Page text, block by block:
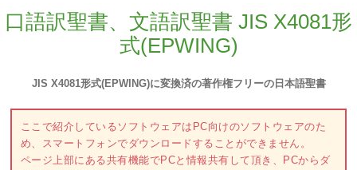
口語訳聖書、文語訳聖書 JIS X4081形
式(EPWING)
JIS X4081形式(EPWING)に変換済の著作権フリーの日本語聖書
ここで紹介しているソフトウェアはPC向けのソフトウェアのた
め、スマートフォンでダウンロードすることができません。
ページ上部にある共有機能でPCと情報共有して頂き、PCからダ